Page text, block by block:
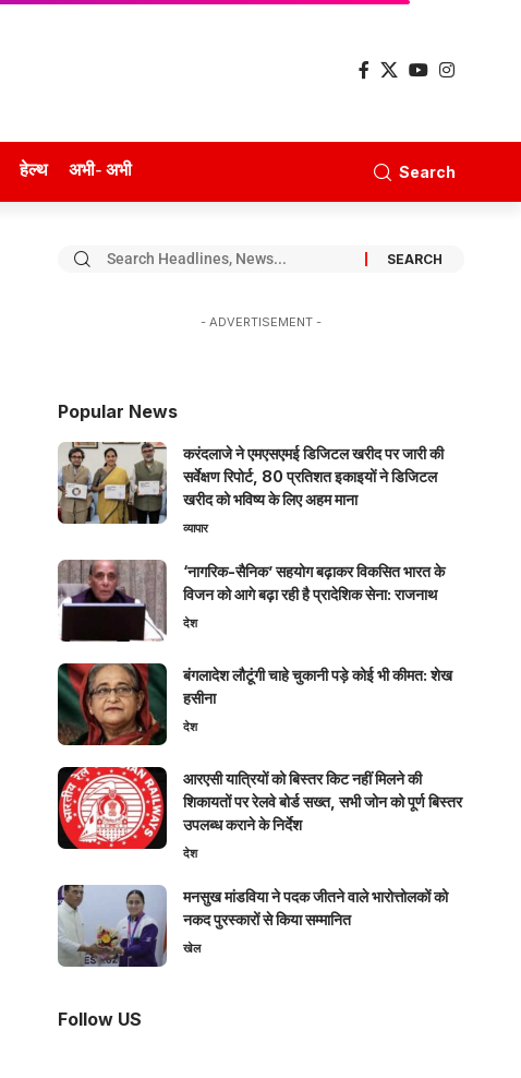
हेल्थ अभी- अभी Search
- ADVERTISEMENT -
Popular News
करंदलाजे ने एमएसएमई डिजिटल खरीद पर जारी की
सर्वेक्षण रिपोर्ट, 80 प्रतिशत इकाइयों ने डिजिटल
खरीद को भविष्य के लिए अहम माना
व्यापार
‘नागरिक-सैनिक’ सहयोग बढ़ाकर विकसित भारत के
विजन को आगे बढ़ा रही है प्रादेशिक सेना: राजनाथ
देश
बंगलादेश लौटूंगी चाहे चुकानी पड़े कोई भी कीमत: शेख
हसीना
देश
आरएसी यात्रियों को बिस्तर किट नहीं मिलने की
शिकायतों पर रेलवे बोर्ड सख्त, सभी जोन को पूर्ण बिस्तर
उपलब्ध कराने के निर्देश
देश
मनसुख मांडविया ने पदक जीतने वाले भारोत्तोलकों को
नकद पुरस्कारों से किया सम्मानित
खेल
Follow US